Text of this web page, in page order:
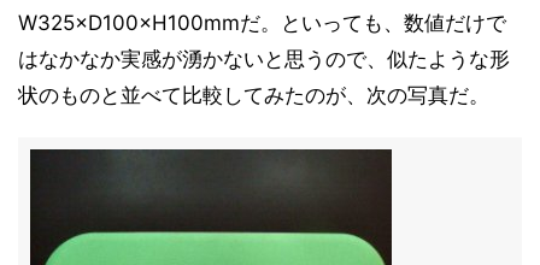
W325×D100×H100mmだ。といっても、数値だけで
はなかなか実感が湧かないと思うので、似たような形
状のものと並べて比較してみたのが、次の写真だ。